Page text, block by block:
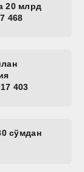
20 млрд
468
17 403
сўмдан